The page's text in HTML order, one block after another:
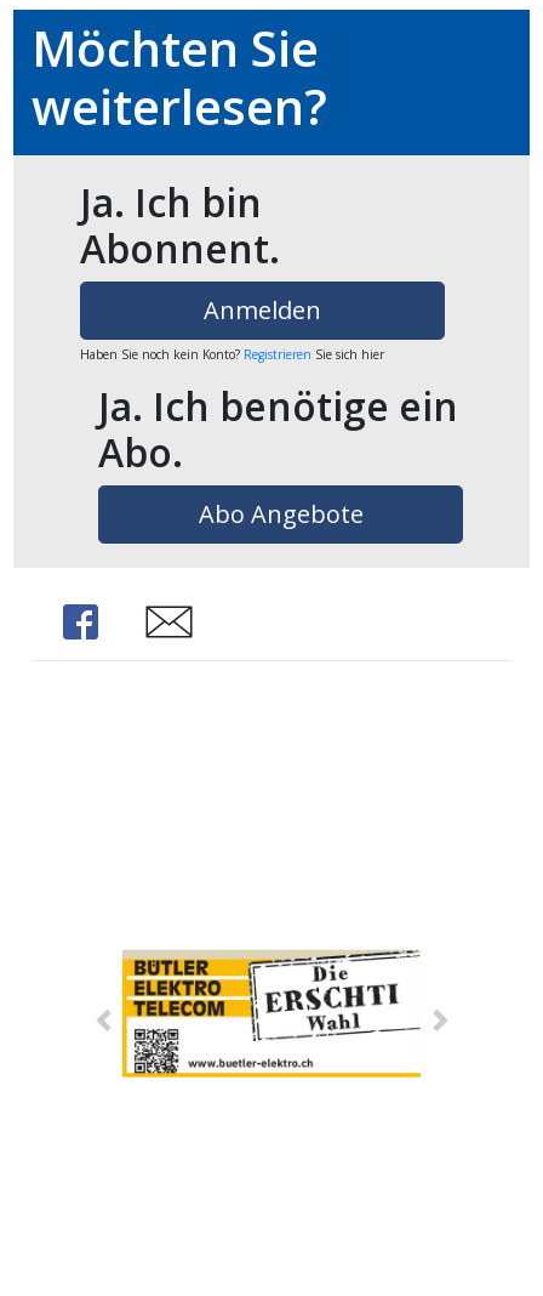
Möchten Sie
weiterlesen?
Ja. Ich bin
Abonnent.
Anmelden
Haben Sie noch kein Konto? Registrieren Sie sich hier
Ja. Ich benötige ein
Abo.
Abo Angebote
Share Share